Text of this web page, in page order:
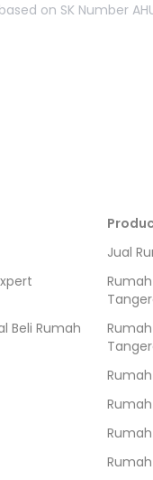
on SK Number AHU-
Beli Rumah
Jual